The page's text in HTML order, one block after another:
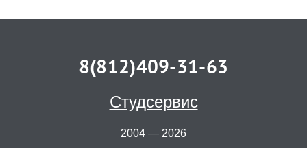
8(812)409-31-63
Студсервис
2004 — 2026